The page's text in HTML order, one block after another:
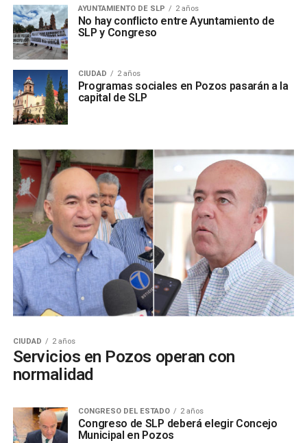
AYUNTAMIENTO DE SLP 2 años
No hay conflicto entre Ayuntamiento de
SLP y Congreso
CIUDAD 2 años
Programas sociales en Pozos pasarán a la
capital de SLP
CIUDAD 2 años
Servicios en Pozos operan con
normalidad
CONGRESO DEL ESTADO 2 años
Congreso de SLP deberá elegir Concejo
Municipal en Pozos